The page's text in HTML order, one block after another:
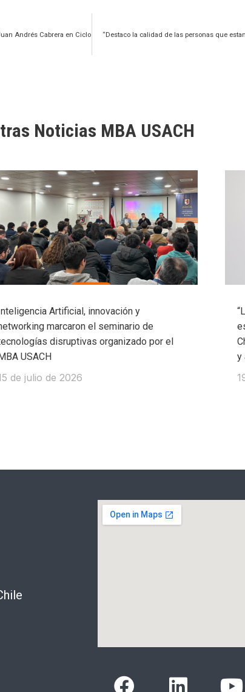
Andrés Cabrera en Ciclo
“Destaco la calidad de las personas que
Noticias MBA USACH
Artificial, innovación y
marcaron el seminario de
disruptivas organizado por el
USACH
de julio de 2026
y